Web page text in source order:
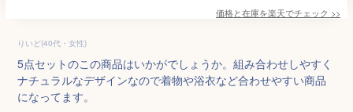
価格と在庫を楽天でチェック >>
りいど(40代・女性)
5点セットのこの商品はいかがでしょうか。組み合わせしやすく
ナチュラルなデザインなので着物や浴衣など合わせやすい商品
になってます。